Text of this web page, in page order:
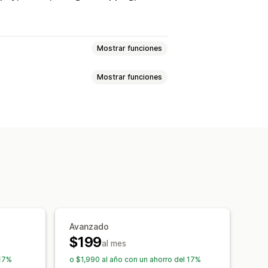
Mostrar funciones
de reseñas
Solicitudes personalizadas
Mostrar funciones
Avanzado
$199al mes
o $1,990 al año con un ahorro del 17%